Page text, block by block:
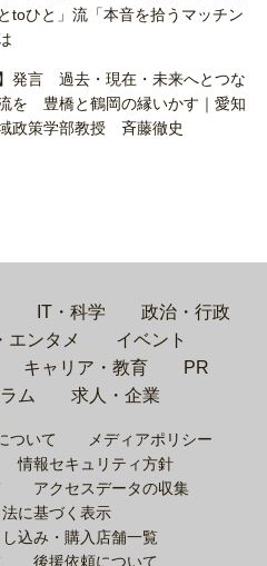
toひと」流「本音を拾うマッチン
】発言 過去・現在・未来へとつな
を 豊橋と鶴岡の縁いかす｜愛知
政策学部教授 斉藤徹史
IT・科学
政治・行政
エンタメ
イベント
キャリア・教育
PR
ム
求人・企業
ついて
メディアポリシー
情報セキュリティ方針
アクセスデータの収集
に基づく表示
込み・購入店舗一覧
後援依頼について